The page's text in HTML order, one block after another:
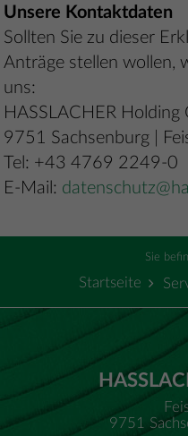
Unsere Kontaktdaten
Sollten Sie zu dieser
Anträge stellen wollen,
uns:
HASSLACHER Holding
9751 Sachsenburg |
Tel: +43 4769 2249-0
E-Mail:
Sie
Startseite
9751